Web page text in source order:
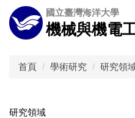
跳
到
主
國立臺灣海洋大學
機械與機電
首頁 學術研究 研究領
研究領域